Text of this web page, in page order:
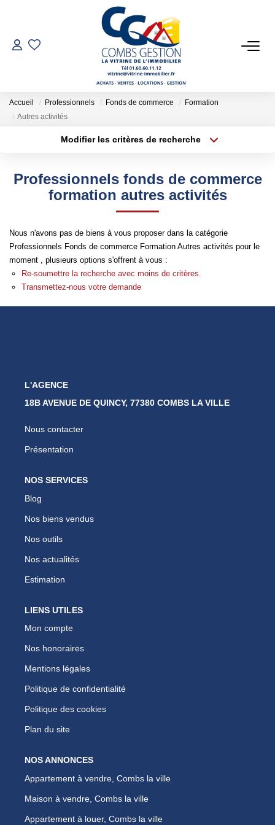
VENTES
LOCATIONS
GESTION LOCATIVE
ESTIMATION
NOTRE AGENCE
Qui Sommes-Nous
Notre Équipe
Nos Partenaires
ESPACE CLIENT
Accueil Professionnels Fonds de commerce
Formation
Autres activités
Modifier les critères de recherche
Sélectionnez...
Type de bien
Créer une alerte
Professionnels fonds de commerce
formation autres activités
Nous n'avons pas de biens à vous proposer dans la catégorie
Professionnels Fonds de commerce Formation Autres activités pour le
moment , plusieurs options s'offrent à vous :
Re-soumettre la recherche avec moins de critères.
Transmettez-nous votre demande
L'AGENCE
18B AVENUE DE QUINCY, 77380 COMBS LA VILLE
Nous contacter
Présentation
NOS SERVICES
Blog
Nos biens vendus
Nos outils
Nos actualités
Estimation
LIENS UTILES
Mon compte
Nos honoraires
Mentions légales
Politique de confidentialité
Politique des cookies
Plan du site
NOS ANNONCES
Appartement à vendre, Combs la ville
Maison à vendre, Combs la ville
Appartement à louer, Combs la ville